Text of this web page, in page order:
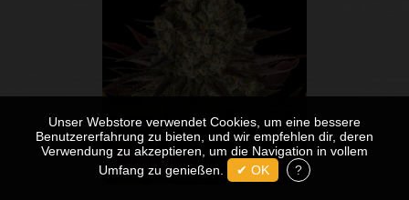
27% THC
Preise Ab €9.00 €13.98
Mehr Info
Unser Webstore verwendet Cookies, um eine bessere
Benutzererfahrung zu bieten, und wir empfehlen dir, deren
Verwendung zu akzeptieren, um die Navigation in vollem
Umfang zu genießen.
✔ OK ?